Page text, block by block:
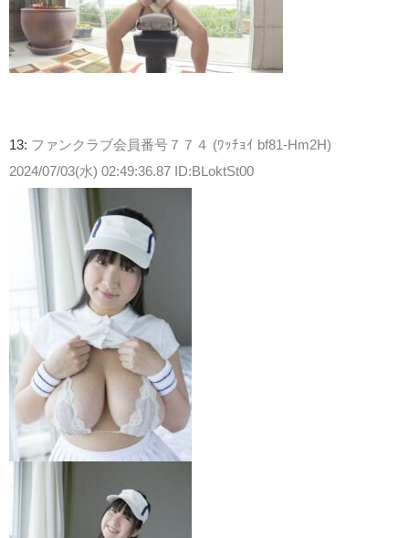
13: ファンクラブ会員番号７７４ (ﾜｯﾁｮｲ bf81-Hm2H)
2024/07/03(水) 02:49:36.87 ID:BLoktSt00